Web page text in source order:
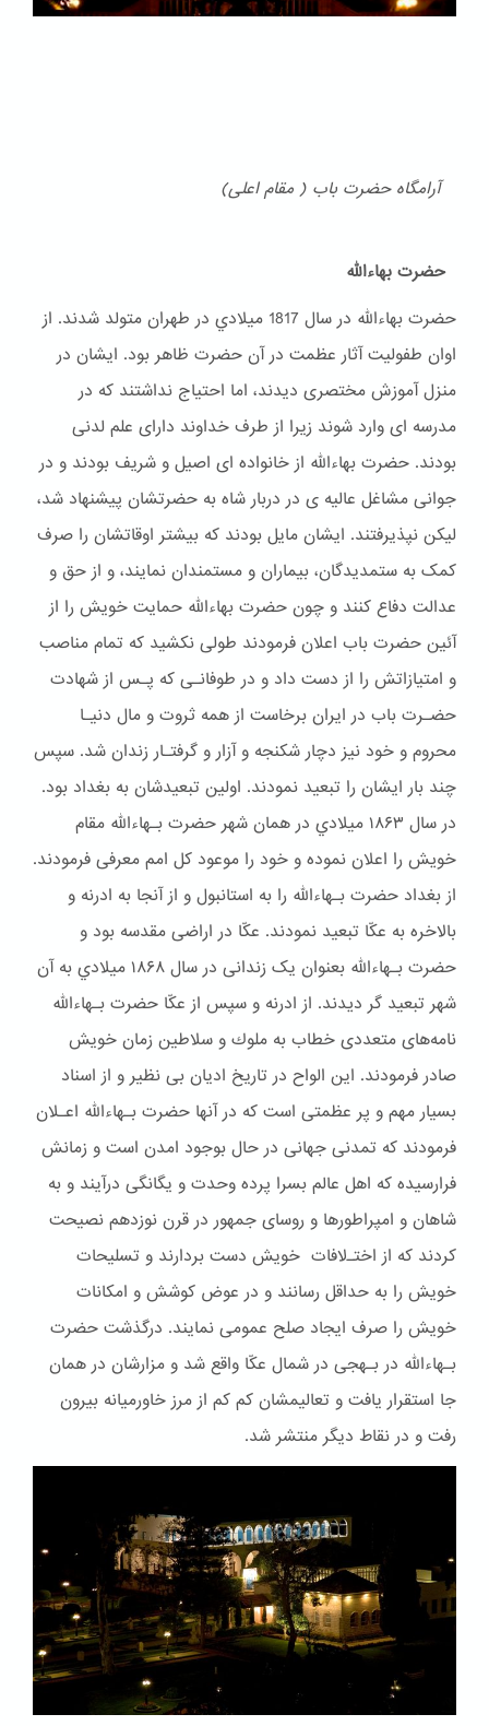
آرامگاه حضرت باب ( مقام اعلی)
حضرت بهاءالله
حضرت بهاءالله در سال 1817 ميلادي در طهران متولد شدند. از
اوان طفولیت آثار عظمت در آن حضرت ظاهر بود. ایشان در
منزل آموزش مختصری دیدند، اما احتیاج نداشتند که در
مدرسه ای وارد شوند زیرا از طرف خداوند دارای علم لدنی
بودند. حضرت بهاءالله از خانواده ای اصیل و شریف بودند و در
جوانی مشاغل عالیه ی در دربار شاه به حضرتشان پیشنهاد شد،
لیکن نپذیرفتند. ایشان مایل بودند که بیشتر اوقاتشان را صرف
کمک به ستمدیدگان، بیماران و مستمندان نمایند، و از حق و
عدالت دفاع کنند و چون حضرت بهاءالله حمایت خویش را از
آئین حضرت باب اعلان فرمودند طولی نکشید که تمام مناصب
و امتیازاتش را از دست داد و در طوفانـی که پـس از شهادت
حضـرت باب در ایران برخاست از همه ثروت و مال دنیـا
محروم و خود نیز دچار شكنجه و آزار و گرفتـار زندان شد. سپس
چند بار ایشان را تبعید نمودند. اولین تبعیدشان به بغداد بود.
در سال ۱۸۶۳ ميلادي در همان شهر حضرت بـهاءالله مقام
خويش را اعلان نموده و خود را موعود کل امم معرفی فرمودند.
از بغداد حضرت بـهاءالله را به استانبول و از آنجا به ادرنه و
بالاخره به عکّا تبعید نمودند. عکّا در اراضی مقدسه بود و
حضرت بـهاءالله بعنوان یک زندانی در سال ۱۸۶۸ ميلادي به آن
شهر تبعيد گر ديدند. از ادرنه و سپس از عکّا حضرت بـهاءالله
نامه‌های متعددی خطاب به ملوك و سلاطین زمان خویش
صادر فرمودند. این الواح در تاریخ ادیان بی نظیر و از اسناد
بسیار مهم و پر عظمتی است که در آنها حضرت بـهاءالله اعـلان
فرمودند که تمدنی جهانی در حال بوجود امدن است و زمانش
فرارسیده که اهل عالم بسرا پرده وحدت و یگانگی درآیند و به
شاهان و امپراطورها و روسای جمهور در قرن نوزدهم نصیحت
کردند که از اختـﻻفات خویش دست بردارند و تسلیحات
خویش را به حداقل رسانند و در عوض کوشش و امکانات
خویش را صرف ایجاد صلح عمومی نمایند. درگذشت حضرت
بـهاءالله در بـهجی در شمال عکّا واقع شد و مزارشان در همان
جا استقرار یافت و تعالیمشان کم کم از مرز خاورمیانه بیرون
رفت و در نقاط دیگر منتشر شد.